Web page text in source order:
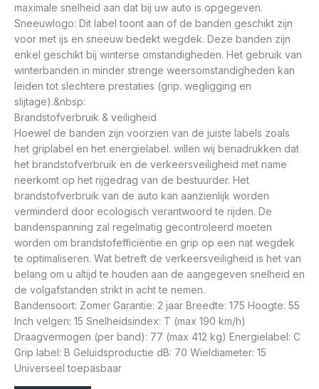
maximale snelheid aan dat bij uw auto is opgegeven.
Sneeuwlogo: Dit label toont aan of de banden geschikt zijn
voor met ijs en sneeuw bedekt wegdek. Deze banden zijn
enkel geschikt bij winterse omstandigheden. Het gebruik van
winterbanden in minder strenge weersomstandigheden kan
leiden tot slechtere prestaties (grip. wegligging en
slijtage).&nbsp:
Brandstofverbruik & veiligheid
Hoewel de banden zijn voorzien van de juiste labels zoals
het griplabel en het energielabel. willen wij benadrukken dat
het brandstofverbruik en de verkeersveiligheid met name
neerkomt op het rijgedrag van de bestuurder. Het
brandstofverbruik van de auto kan aanzienlijk worden
verminderd door ecologisch verantwoord te rijden. De
bandenspanning zal regelmatig gecontroleerd moeten
worden om brandstofefficiëntie en grip op een nat wegdek
te optimaliseren. Wat betreft de verkeersveiligheid is het van
belang om u altijd te houden aan de aangegeven snelheid en
de volgafstanden strikt in acht te nemen.
Bandensoort: Zomer Garantie: 2 jaar Breedte: 175 Hoogte: 55
Inch velgen: 15 Snelheidsindex: T (max 190 km/h)
Draagvermogen (per band): 77 (max 412 kg) Energielabel: C
Grip label: B Geluidsproductie dB: 70 Wieldiameter: 15
Universeel toepasbaar